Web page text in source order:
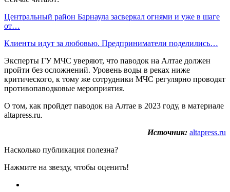
Центральный район Барнаула засверкал огнями и уже в шаге
от…
Клиенты идут за любовью. Предприниматели поделились…
Эксперты ГУ МЧС уверяют, что паводок на Алтае должен
пройти без осложнений. Уровень воды в реках ниже
критического, к тому же сотрудники МЧС регулярно проводят
противопаводковые мероприятия.
О том, как пройдет паводок на Алтае в 2023 году, в материале
altapress.ru.
Источник: altapress.ru
Насколько публикация полезна?
Нажмите на звезду, чтобы оценить!